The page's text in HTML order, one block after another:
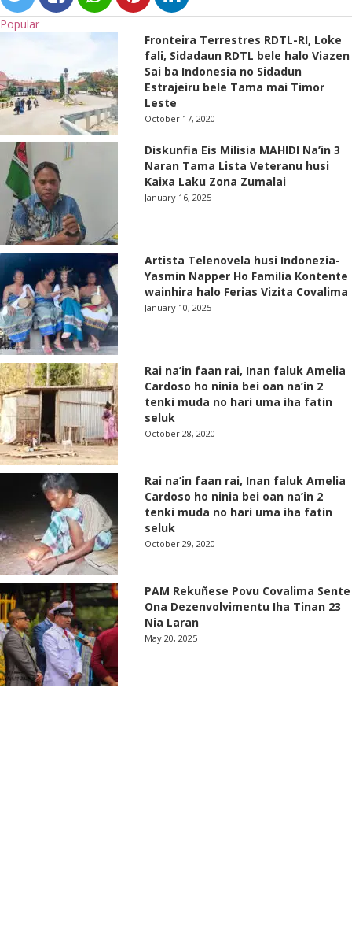
Popular
Fronteira Terrestres RDTL-RI, Loke
fali, Sidadaun RDTL bele halo Viazen
Sai ba Indonesia no Sidadun
Estrajeiru bele Tama mai Timor
Leste
October 17, 2020
Diskunfia Eis Milisia MAHIDI Na’in 3
Naran Tama Lista Veteranu husi
Kaixa Laku Zona Zumalai
January 16, 2025
Artista Telenovela husi Indonezia-
Yasmin Napper Ho Familia Kontente
wainhira halo Ferias Vizita Covalima
January 10, 2025
Rai na’in faan rai, Inan faluk Amelia
Cardoso ho ninia bei oan na’in 2
tenki muda no hari uma iha fatin
seluk
October 28, 2020
Rai na’in faan rai, Inan faluk Amelia
Cardoso ho ninia bei oan na’in 2
tenki muda no hari uma iha fatin
seluk
October 29, 2020
PAM Rekuñese Povu Covalima Sente
Ona Dezenvolvimentu Iha Tinan 23
Nia Laran
May 20, 2025